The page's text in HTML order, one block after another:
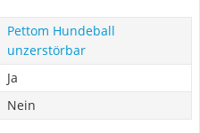
Pettom Hundeball
unzerstörbar
Ja
Nein